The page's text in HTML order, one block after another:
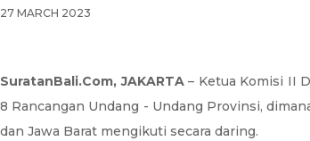
27 MARCH 2023
SuratanBali.Com, JAKARTA– Ketua Komisi II
8 Rancangan Undang - Undang Provinsi,
dan Jawa Barat mengikuti secara daring.